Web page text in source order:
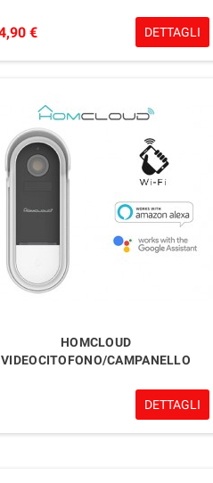
€ DETTAGLI
HOMCLOUD
VIDEOCITOFONO/CAMPANELLO
DETTAGLI